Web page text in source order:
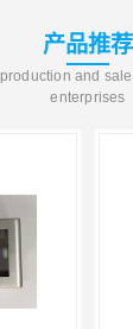
产品推荐
and
enterprises